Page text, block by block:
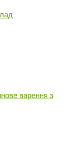
варення з